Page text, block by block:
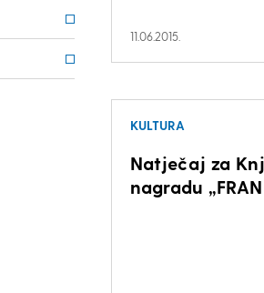
11.06.2015.
KULTURA
Natječaj za
nagradu